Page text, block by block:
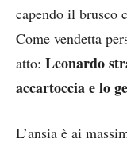
capendo il brusco
Come vendetta
atto: Leonardo
accartoccia e lo
L’ansia è ai